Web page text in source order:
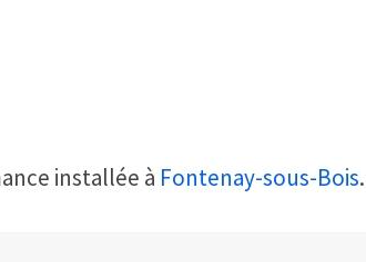
installée à Fontenay-sous-Bois.